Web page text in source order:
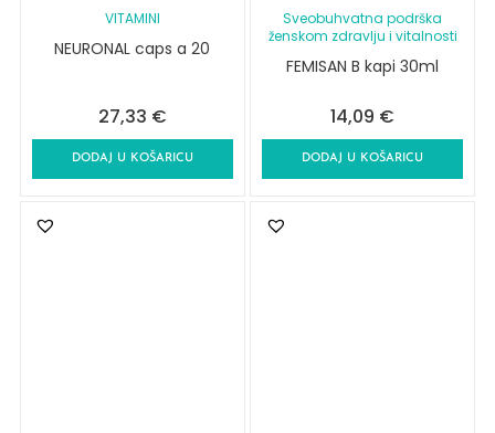
VITAMINI
NEURONAL caps a 20
27,33 €
DODAJ U KOŠARICU
Sveobuhvatna podrška
ženskom zdravlju i vitalnosti
FEMISAN B kapi 30ml
14,09 €
DODAJ U KOŠARICU